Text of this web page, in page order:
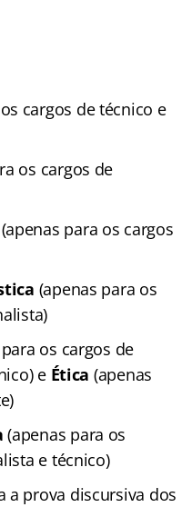
cargos de técnico e
os cargos de
(apenas para os cargos
(apenas para os
os cargos de
e Ética (apenas
(apenas para os
e técnico)
a prova discursiva dos